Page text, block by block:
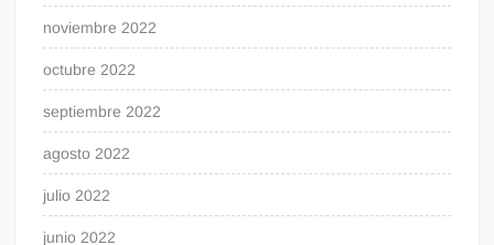
noviembre 2022
octubre 2022
septiembre 2022
agosto 2022
julio 2022
junio 2022